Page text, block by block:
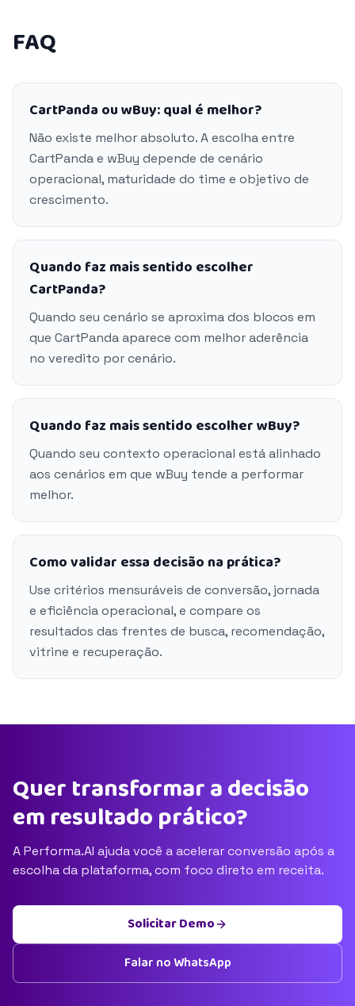
FAQ
CartPanda ou wBuy: qual é melhor?
Não existe melhor absoluto. A escolha entre
CartPanda e wBuy depende de cenário
operacional, maturidade do time e objetivo de
crescimento.
Quando faz mais sentido escolher
CartPanda?
Quando seu cenário se aproxima dos blocos em
que CartPanda aparece com melhor aderência
no veredito por cenário.
Quando faz mais sentido escolher wBuy?
Quando seu contexto operacional está alinhado
aos cenários em que wBuy tende a performar
melhor.
Como validar essa decisão na prática?
Use critérios mensuráveis de conversão, jornada
e eficiência operacional, e compare os
resultados das frentes de busca, recomendação,
vitrine e recuperação.
Quer transformar a decisão
em resultado prático?
A Performa.AI ajuda você a acelerar conversão após a
escolha da plataforma, com foco direto em receita.
Solicitar Demo
Falar no WhatsApp